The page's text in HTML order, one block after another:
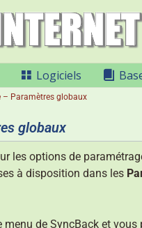
Logiciels
– Paramètres globaux
globaux
les options de
à disposition dans les
de SyncBack et